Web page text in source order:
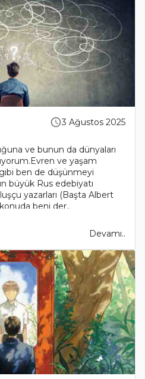
3 Ağustos 2025
ve bunun da dünyaları
ve yaşam
ben de düşünmeyi
büyük Rus edebiyatı
yazarları (Başta Albert
beni der..
Devamı..